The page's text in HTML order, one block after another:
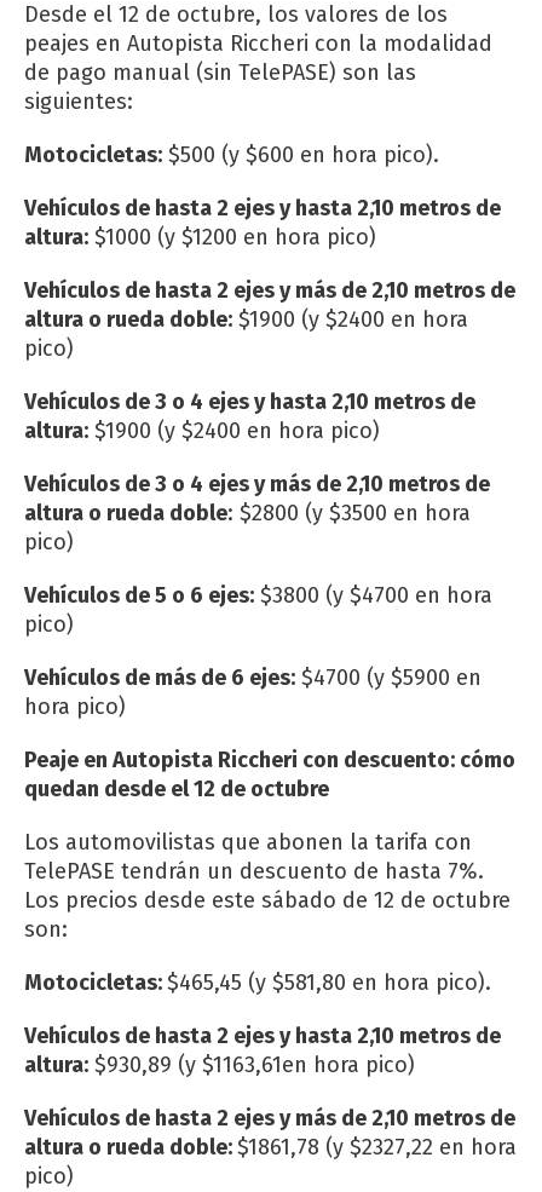
Desde el 12 de octubre, los valores de los
peajes en Autopista Riccheri con la modalidad
de pago manual (sin TelePASE) son las
siguientes:
Motocicletas: $500 (y $600 en hora pico).
Vehículos de hasta 2 ejes y hasta 2,10 metros de
altura: $1000 (y $1200 en hora pico)
Vehículos de hasta 2 ejes y más de 2,10 metros de
altura o rueda doble: $1900 (y $2400 en hora
pico)
Vehículos de 3 o 4 ejes y hasta 2,10 metros de
altura: $1900 (y $2400 en hora pico)
Vehículos de 3 o 4 ejes y más de 2,10 metros de
altura o rueda doble: $2800 (y $3500 en hora
pico)
Vehículos de 5 o 6 ejes: $3800 (y $4700 en hora
pico)
Vehículos de más de 6 ejes: $4700 (y $5900 en
hora pico)
Peaje en Autopista Riccheri con descuento: cómo
quedan desde el 12 de octubre
Los automovilistas que abonen la tarifa con
TelePASE tendrán un descuento de hasta 7%.
Los precios desde este sábado de 12 de octubre
son:
Motocicletas:$465,45 (y $581,80 en hora pico).
Vehículos de hasta 2 ejes y hasta 2,10 metros de
altura: $930,89 (y $1163,61en hora pico)
Vehículos de hasta 2 ejes y más de 2,10 metros de
altura o rueda doble:$1861,78 (y $2327,22 en hora
pico)